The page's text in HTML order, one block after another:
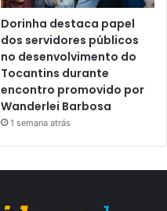
Dorinha destaca papel
dos servidores públicos
no desenvolvimento do
Tocantins durante
encontro promovido por
Wanderlei Barbosa
1 semana atrás